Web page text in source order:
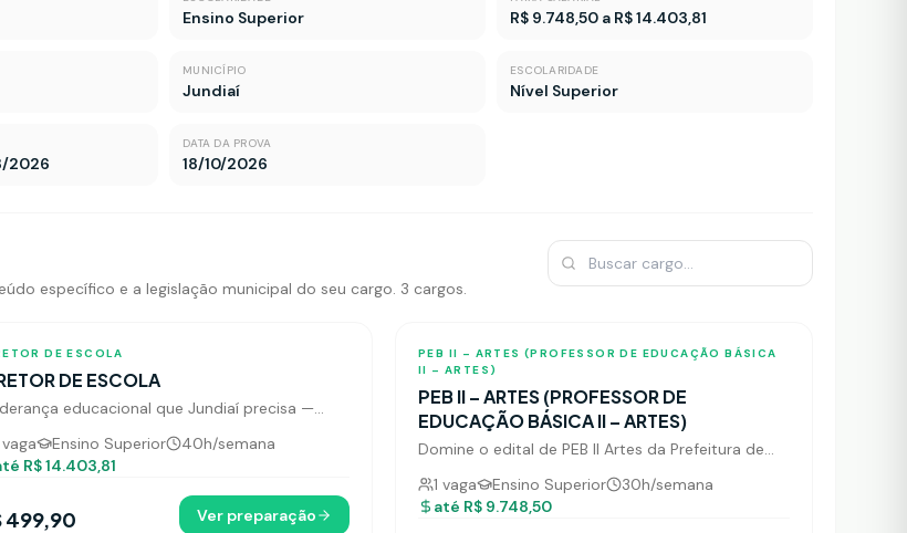
Ensino Superior R$ 9.748,50 a R$ 14.403,81
MUNICÍPIO
Jundiaí
ESCOLARIDADE
Nível Superior
2026
DATA DA PROVA
18/10/2026
específico e a legislação municipal do seu cargo. 3 cargos.
tópicosDE ESCOLA
DE ESCOLA
educacional que Jundiaí precisa —
vaga Ensino Superior 40h/semana
R$ 14.403,81
499,90 Ver preparação
103tópicos
PEB II – ARTES (PROFESSOR DE EDUCAÇÃO BÁSICA
II – ARTES)
PEB II – ARTES (PROFESSOR DE
EDUCAÇÃO BÁSICA II – ARTES)
Domine o edital de PEB II Artes da Prefeitura de
1 vaga Ensino Superior 30h/semana
até R$ 9.748,50